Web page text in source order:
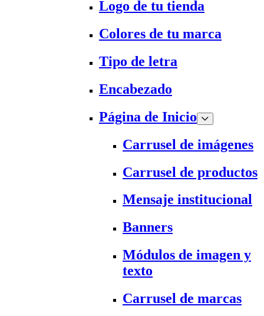
Logo de tu tienda
Colores de tu marca
Tipo de letra
Encabezado
Página de Inicio
Carrusel de imágenes
Carrusel de productos
Mensaje institucional
Banners
Módulos de imagen y
texto
Carrusel de marcas